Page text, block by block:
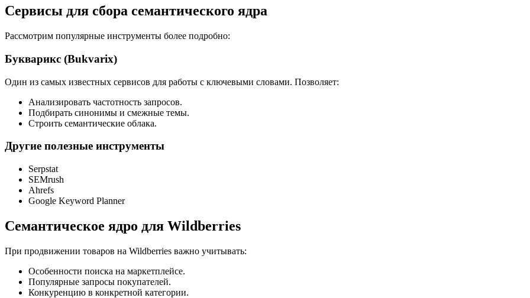
Сервисы для сбора семантического ядра
Рассмотрим популярные инструменты более подробно:
Букварикс (Bukvarix)
Один из самых известных сервисов для работы с ключевыми словами. Позволяет:
Анализировать частотность запросов.
Подбирать синонимы и смежные темы.
Строить семантические облака.
Другие полезные инструменты
Serpstat
SEMrush
Ahrefs
Google Keyword Planner
Семантическое ядро для Wildberries
При продвижении товаров на Wildberries важно учитывать:
Особенности поиска на маркетплейсе.
Популярные запросы покупателей.
Конкуренцию в конкретной категории.